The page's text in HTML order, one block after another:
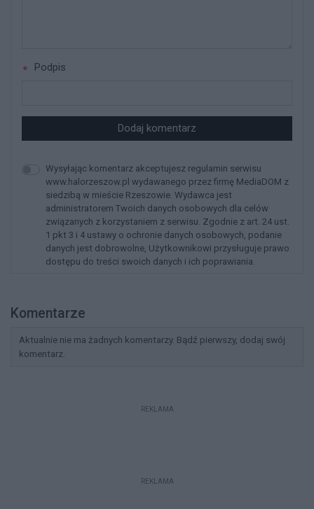
Podpis
Dodaj komentarz
Wysyłając komentarz akceptujesz regulamin serwisu
www.halorzeszow.pl wydawanego przez firmę MediaDOM z
siedzibą w mieście Rzeszowie. Wydawca jest
administratorem Twoich danych osobowych dla celów
związanych z korzystaniem z serwisu. Zgodnie z art. 24 ust.
1 pkt 3 i 4 ustawy o ochronie danych osobowych, podanie
danych jest dobrowolne, Użytkownikowi przysługuje prawo
dostępu do treści swoich danych i ich poprawiania.
Komentarze
Aktualnie nie ma żadnych komentarzy. Bądź pierwszy, dodaj swój
komentarz.
REKLAMA
REKLAMA